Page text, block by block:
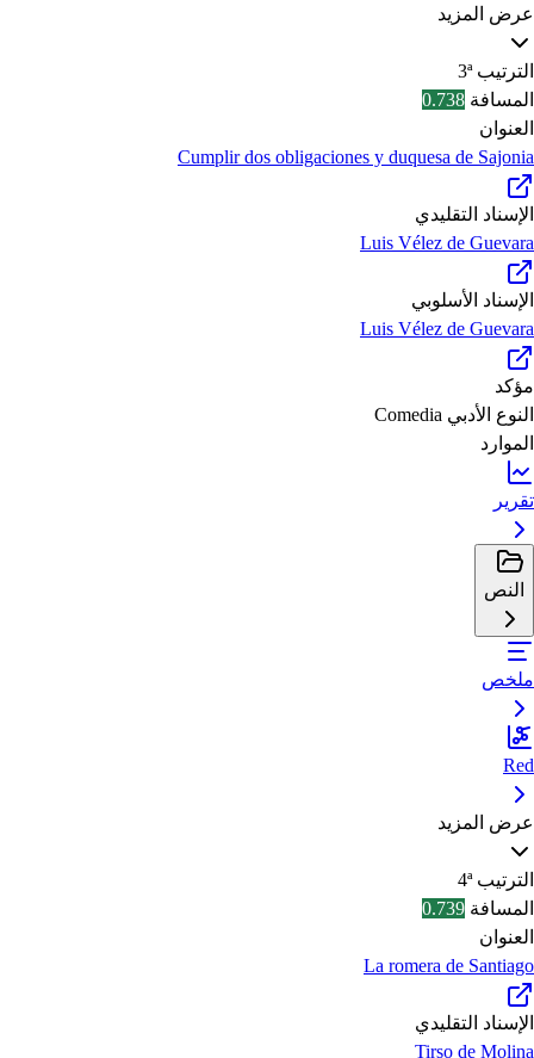
عرض المزيد
الترتيب 3ª
المسافة 0.738
العنوان
Cumplir dos obligaciones y duquesa de Sajonia
الإسناد التقليدي
Luis Vélez de Guevara
الإسناد الأسلوبي
Luis Vélez de Guevara
مؤكد
النوع الأدبي Comedia
الموارد
تقرير
النص
ملخص
Red
عرض المزيد
الترتيب 4ª
المسافة 0.739
العنوان
La romera de Santiago
الإسناد التقليدي
Tirso de Molina